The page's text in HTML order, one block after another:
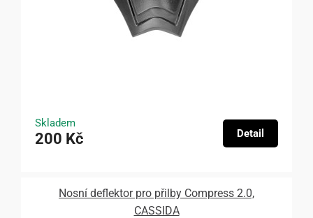
Skladem
200 Kč Detail
Nosní deflektor pro přilby Compress 2.0,
CASSIDA